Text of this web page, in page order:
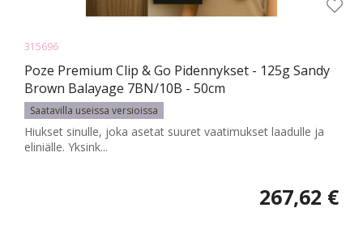
315696
Poze Premium Clip & Go Pidennykset - 125g Sandy
Brown Balayage 7BN/10B - 50cm
Saatavilla useissa versioissa
Hiukset sinulle, joka asetat suuret vaatimukset laadulle ja
eliniälle. Yksink...
267,62 €